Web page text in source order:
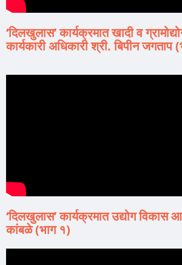
‘दिलखुलास’ कार्यक्रमात खादी व
कार्यकारी अधिकारी श्री. बिपीन जगताप
‘दिलखुलास’ कार्यक्रमात उद्योग विकास
कांबळे (भाग १)